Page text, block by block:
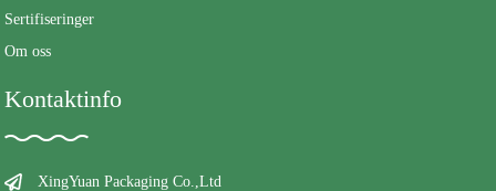
Sertifiseringer
Om oss
Kontaktinfo
XingYuan Packaging Co.,Ltd